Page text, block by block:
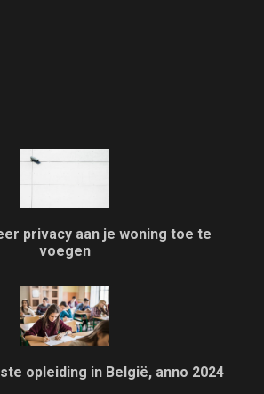
privacy aan je woning toe te
voegen
opleiding in België, anno 2024